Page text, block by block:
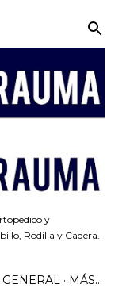
y
Rodilla y Cadera.
MÁS…